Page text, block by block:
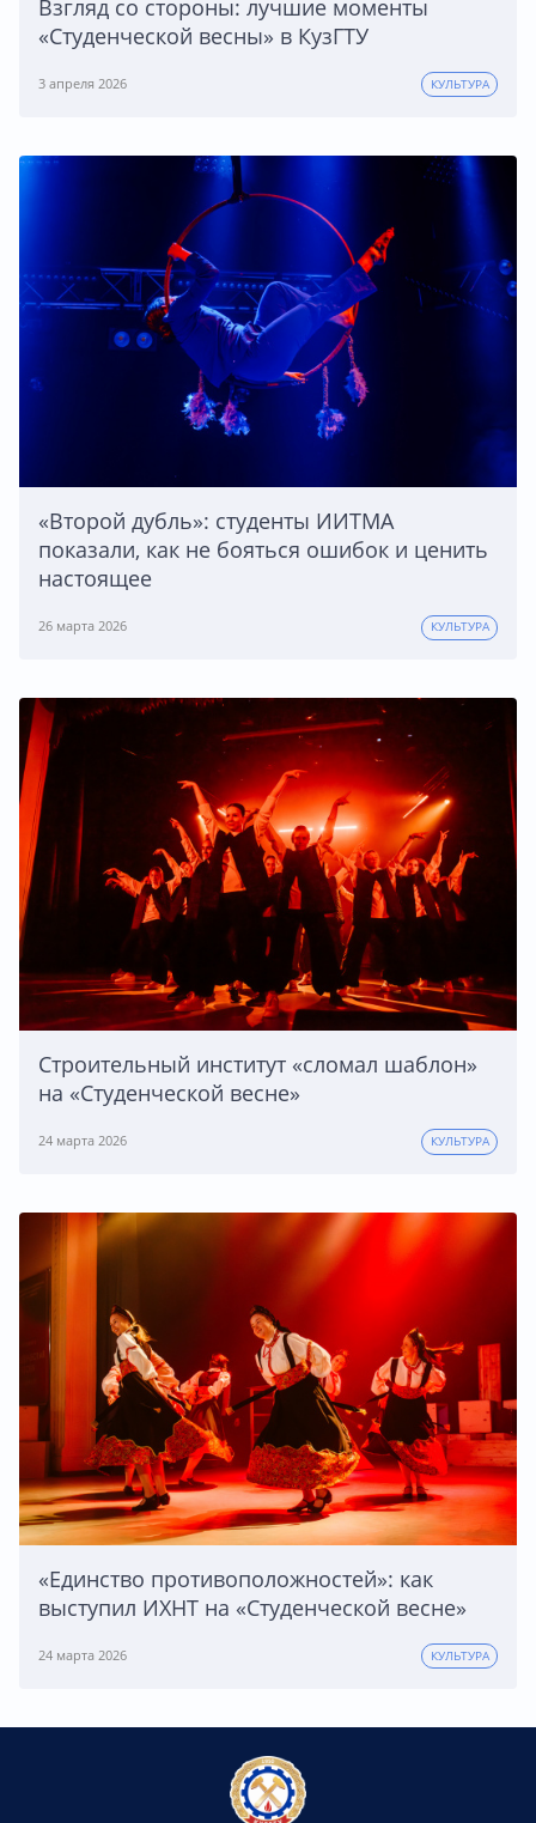
Взгляд со стороны: лучшие моменты
«Студенческой весны» в КузГТУ
3 апреля 2026 КУЛЬТУРА
«Второй дубль»: студенты ИИТМА
показали, как не бояться ошибок и ценить
настоящее
26 марта 2026 КУЛЬТУРА
Строительный институт «сломал шаблон»
на «Студенческой весне»
24 марта 2026 КУЛЬТУРА
«Единство противоположностей»: как
выступил ИХНТ на «Студенческой весне»
24 марта 2026 КУЛЬТУРА